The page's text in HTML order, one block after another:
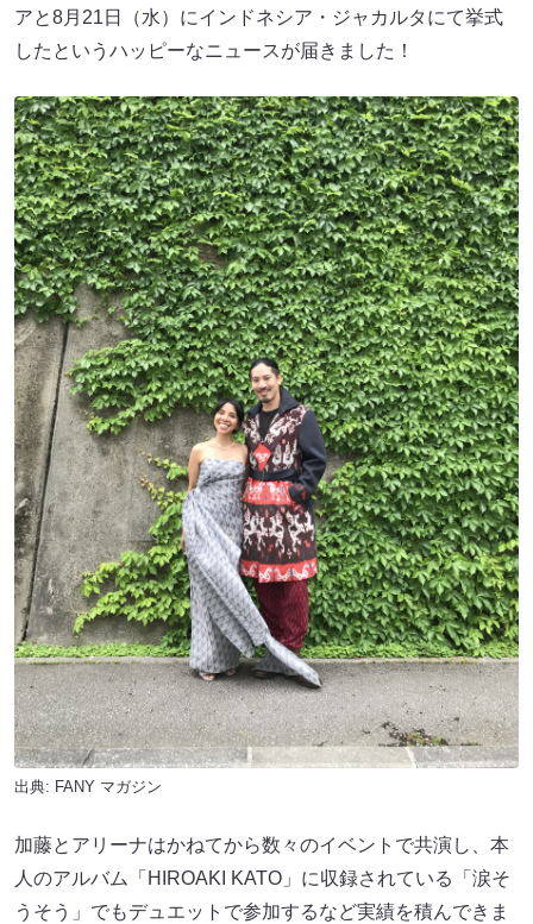
アと8月21日（水）にインドネシア・ジャカルタにて挙式
したというハッピーなニュースが届きました！
出典: FANY マガジン
加藤とアリーナはかねてから数々のイベントで共演し、本
人のアルバム「HIROAKI KATO」に収録されている「涙そ
うそう」でもデュエットで参加するなど実績を積んできま